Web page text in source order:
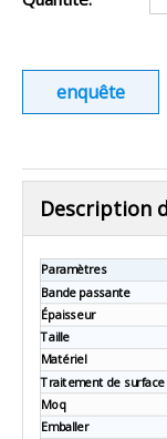
enquête
Description
Paramètres
Bande passante
Épaisseur
Taille
Matériel
Traitement de surface
Moq
Emballer